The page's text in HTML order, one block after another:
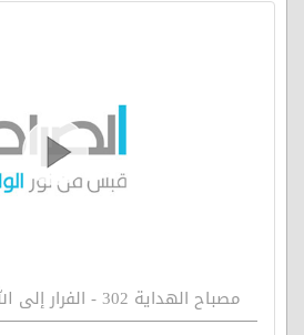
مصباح الهداية 302 - الفرار إلى الله تعالى